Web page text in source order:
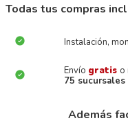
Todas tus compras
Instalación,
Envío gratis o
75 sucursales
Además